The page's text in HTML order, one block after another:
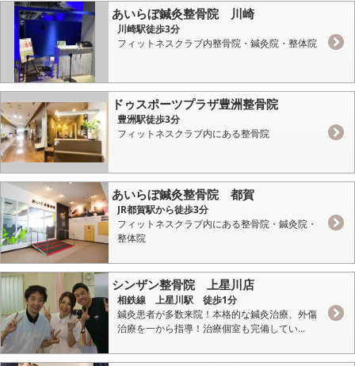
あいらぼ鍼灸整骨院 川崎
川崎駅徒歩3分
フィットネスクラブ内整骨院・鍼灸院・整体院
ドゥスポーツプラザ豊洲整骨院
豊洲駅徒歩3分
フィットネスクラブ内にある整骨院
あいらぼ鍼灸整骨院 都賀
JR都賀駅から徒歩3分
フィットネスクラブ内にある整骨院・鍼灸院・
整体院
シンザン整骨院 上星川店
相鉄線 上星川駅 徒歩1分
鍼灸患者が多数来院！本格的な鍼灸治療、外傷
治療を一から指導！治療個室も完備してい...